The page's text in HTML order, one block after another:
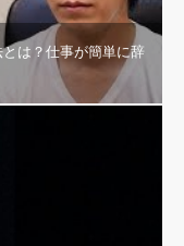
は？仕事が簡単に辞